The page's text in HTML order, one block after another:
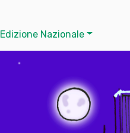
Edizione Nazionale